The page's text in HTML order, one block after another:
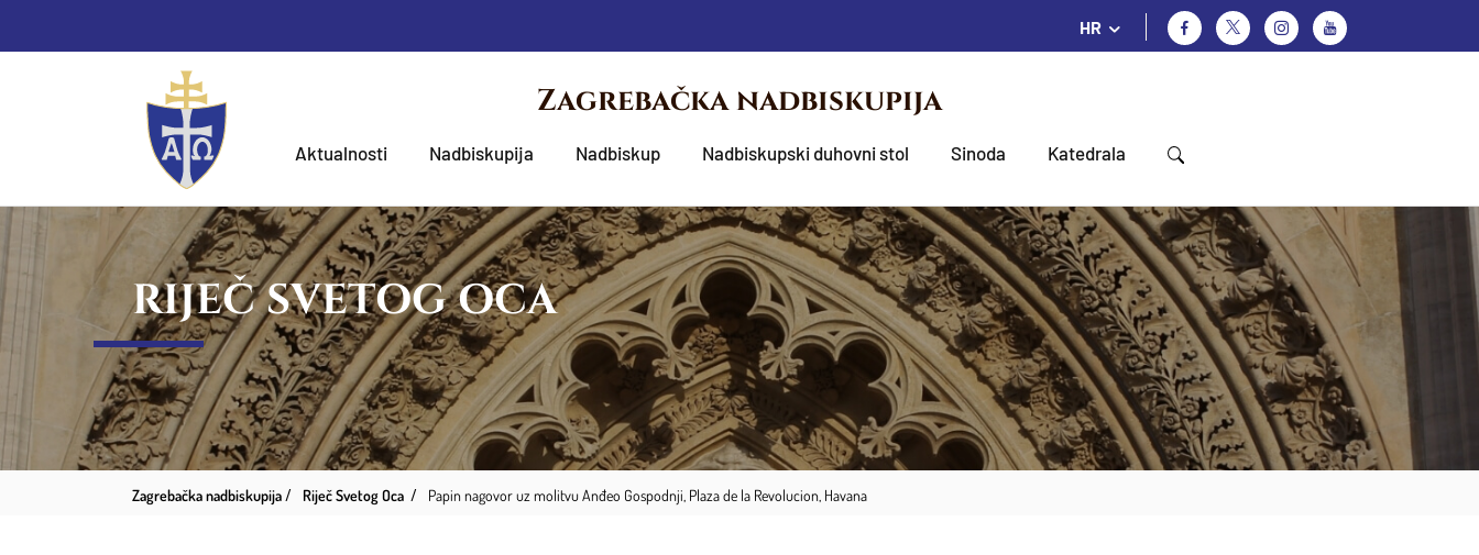
HR
Zagrebačka nadbiskupija
Aktualnosti Nadbiskupija Nadbiskup Nadbiskupski duhovni stol Sinoda Katedrala
RIJEČ SVETOG OCA
Zagrebačka nadbiskupija Riječ Svetog Oca Papin nagovor uz molitvu Anđeo Gospodnji, Plaza de la Revolucion, Havana